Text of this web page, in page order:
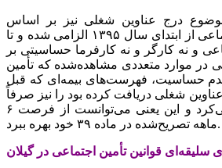
موضوع درج عناوین شغلی نیز بر اساس
بخش‌نامه‌های تأمین اجتماعی از ابتدای سال ۱۳۹۵ الزامی شده و تا
و نه کارگر و نه کارفرما حساسیتی بر
در موارد متعددی مشاهده‌شده که تأمین
حساسیت، فهرست‌های بیمه‌ای که قبل
عناوین شغلی دریافت کرده بود را نیز صرفاً
با عنوان کارگر ساده می‌کرد و این یعنی می‌توانست از فرصت ۶
ماهه تصریح‌شده در ماده ۳۹ خود بهره ببرد.
سلیقه‌ای قوانین تأمین اجتماعی در گیلان